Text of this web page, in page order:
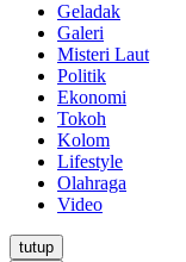
Geladak
Galeri
Misteri Laut
Politik
Ekonomi
Tokoh
Kolom
Lifestyle
Olahraga
Video
tutup